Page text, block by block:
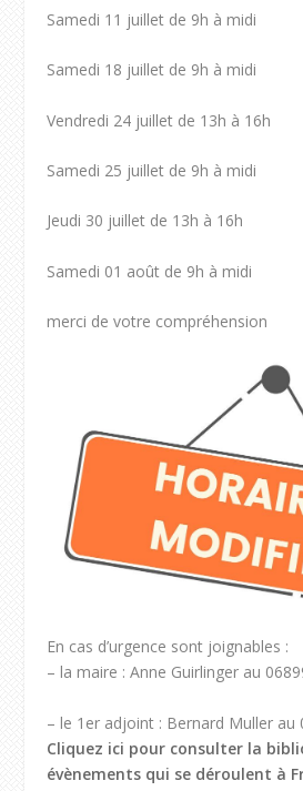
Samedi 11 juillet de 9h à midi
Samedi 18 juillet de 9h à midi
Vendredi 24 juillet de 13h à 16h
Samedi 25 juillet de 9h à midi
Jeudi 30 juillet de 13h à 16h
Samedi 01 août de 9h à midi
merci de votre compréhension
En cas d’urgence sont joignables :
– la maire : Anne Guirlinger au
– le 1er adjoint : Bernard Muller au
Cliquez ici pour consulter la
évènements qui se déroulent à